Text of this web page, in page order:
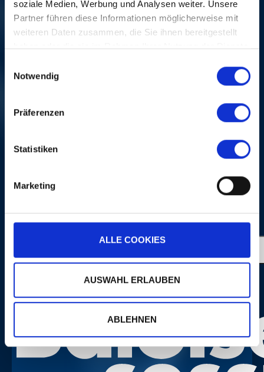
soziale Medien, Werbung und Analysen weiter. Unsere
Partner führen diese Informationen möglicherweise mit
weiteren Daten zusammen, die Sie ihnen bereitgestellt
haben oder die sie im Rahmen Ihrer Nutzung der Dienste
Notwendig
Präferenzen
Statistiken
Marketing
ALLE COOKIES
AUSWAHL ERLAUBEN
ABLEHNEN
CRÉDITS
IGGY POP sam, 24 oct 2015, 21H45 | ONE OF A
KIND
PORTRAITS